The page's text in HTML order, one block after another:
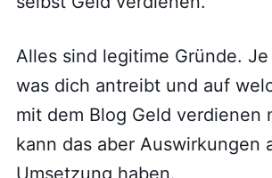
Alles sind legitime Gründe.
was dich antreibt und auf
mit dem Blog Geld verdienen
kann das aber Auswirkungen
Umsetzung haben.